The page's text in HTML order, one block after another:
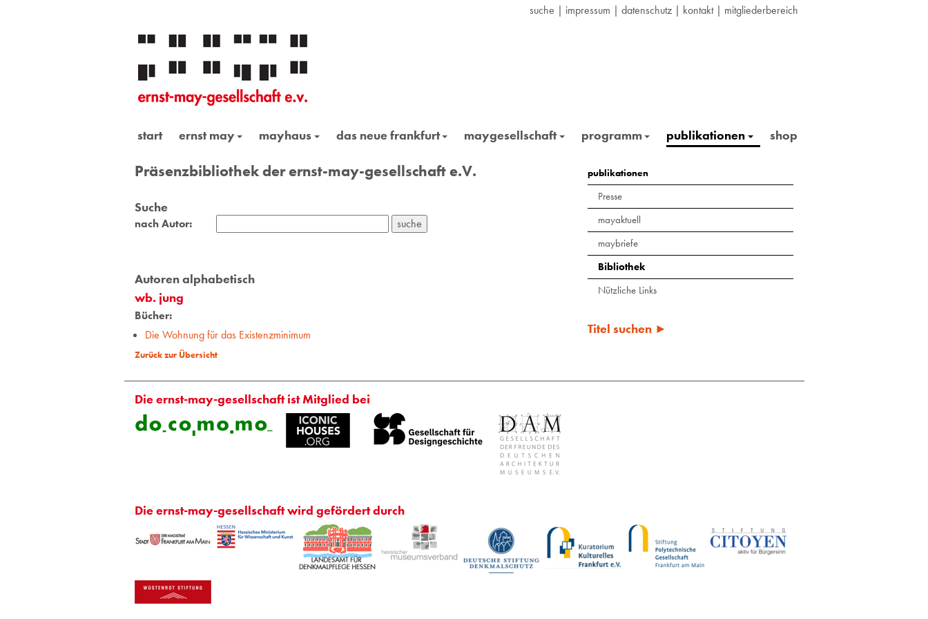
suche | impressum | datenschutz | kontakt| mitgliederbereich
start ernst may mayhaus das neue frankfurt maygesellschaft programm publikationen shop
Präsenzbibliothek der ernst-may-gesellschaft e.V.
Suche
nach Autor:
Autoren alphabetisch
wb. jung
Bücher:
Die Wohnung für das Existenzminimum
Zurück zur Übersicht
publikationen
Presse
mayaktuell
maybriefe
Bibliothek
Nützliche Links
Titel suchen ►
Die ernst-may-gesellschaft ist Mitglied bei
Die ernst-may-gesellschaft wird gefördert durch